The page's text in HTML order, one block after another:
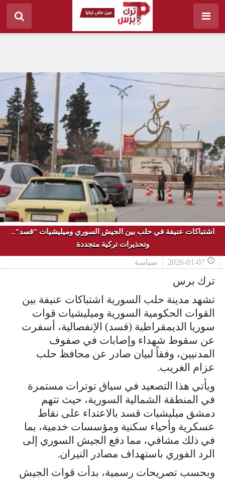
اشتباكات عنيفة في حلب بين الجيش السوري وميليشيات "قسد"..
وتحذيرات تركية متجددة
2026-01-07 سياسة
ترك برس
تشهد مدينة حلب السورية اشتباكات عنيفة بين
القوات الحكومية السورية وميليشيات قوات
سوريا الديمقراطية (قسد) الإنفصالية، أسفرت
عن سقوط شهداء وإصابات في صفوف
المدنيين، وفقاً لبيان صادر عن محافظ حلب
عزام الغريب.
ويأتي هذا التصعيد في سياق توترات مستمرة
في المنطقة الشمالية السورية، حيث تتهم
دمشق ميليشيات قسد بالاعتداء على نقاط
عسكرية وأحياء سكنية ومؤسسات خدمية، بما
في ذلك مشافي، مما دفع الجيش السوري إلى
الرد الفوري باستهداف مصادر النيران.
وبحسب تصريحات رسمية، بدأت قوات الجيش